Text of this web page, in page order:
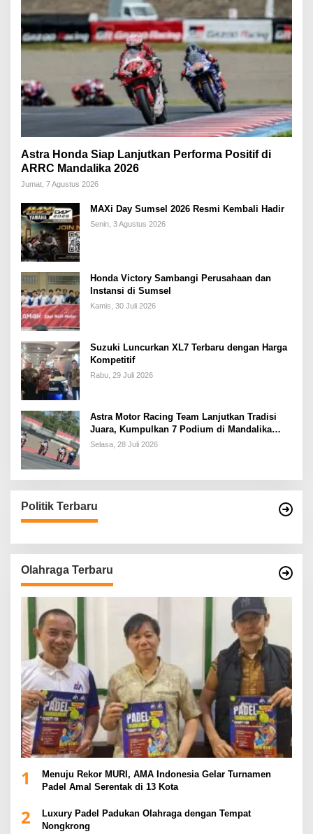
Astra Honda Siap Lanjutkan Performa Positif di
ARRC Mandalika 2026
Jumat, 7 Agustus 2026
MAXi Day Sumsel 2026 Resmi Kembali Hadir
Senin, 3 Agustus 2026
Honda Victory Sambangi Perusahaan dan
Instansi di Sumsel
Kamis, 30 Juli 2026
Suzuki Luncurkan XL7 Terbaru dengan Harga
Kompetitif
Rabu, 29 Juli 2026
Astra Motor Racing Team Lanjutkan Tradisi
Juara, Kumpulkan 7 Podium di Mandalika
Racing Series Putaran ke 3
Selasa, 28 Juli 2026
Politik Terbaru
Olahraga Terbaru
1
Menuju Rekor MURI, AMA Indonesia Gelar Turnamen
Padel Amal Serentak di 13 Kota
2
Luxury Padel Padukan Olahraga dengan Tempat
Nongkrong